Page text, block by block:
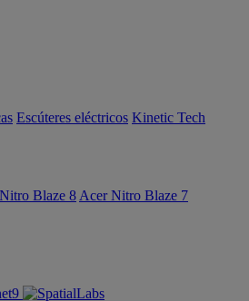
Escúteres eléctricos Kinetic Tech
Blaze 8 Acer Nitro Blaze 7